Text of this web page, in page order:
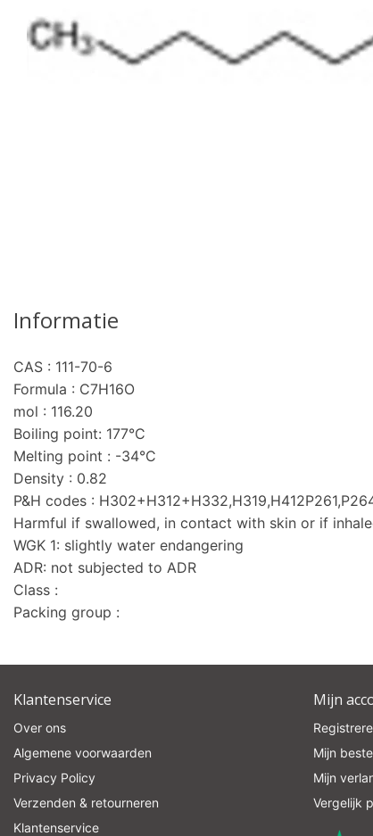
Informatie
CAS : 111-70-6
Formula : C7H16O
mol : 116.20
Boiling point: 177°C
Melting point : -34°C
Density : 0.82
P&H codes :
Harmful if swallowed, in contact with skin or if
WGK 1: slightly water endangering
ADR: not subjected to ADR
Class :
Packing group :
Klantenservice
Over ons
Algemene voorwaarden
Privacy Policy
Verzenden & retourneren
Klantenservice
Mijn
Mijn
Mijn
Vergelijk